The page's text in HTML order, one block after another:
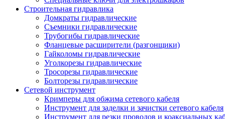
Строительная гидравлика
Домкраты гидравлические
Съемники гидравлические
Трубогибы гидравлические
Фланцевые расширители (разгонщики)
Гайколомы гидравлические
Уголкорезы гидравлические
Тросорезы гидравлические
Болторезы гидравлические
Сетевой инструмент
Кримперы для обжима сетевого кабеля
Инструмент для заделки и зачистки сетевого кабеля
Инструмент для резки проводов и коаксиальных